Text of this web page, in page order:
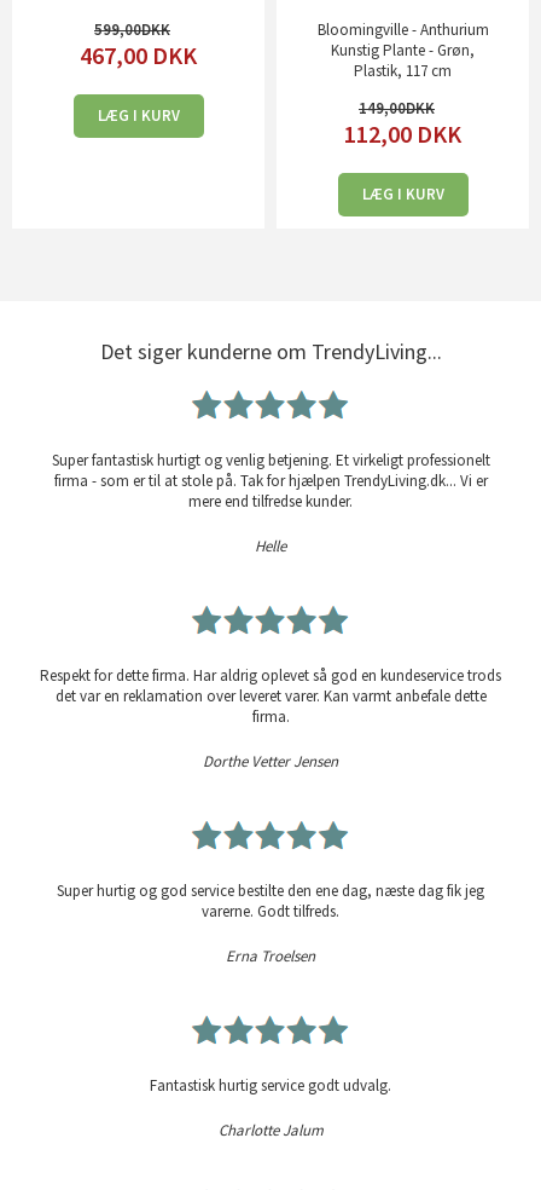
599,00
467,00 DKK
LÆG I KURV
Bloomingville - Anthurium
Kunstig Plante - Grøn,
Plastik, 117 cm
149,00
112,00 DKK
LÆG I KURV
Det siger kunderne om TrendyLiving...
Super fantastisk hurtigt og venlig betjening. Et virkeligt professionelt
firma - som er til at stole på. Tak for hjælpen TrendyLiving.dk... Vi er
mere end tilfredse kunder.
Helle
Respekt for dette firma. Har aldrig oplevet så god en kundeservice trods
det var en reklamation over leveret varer. Kan varmt anbefale dette
firma.
Dorthe Vetter Jensen
Super hurtig og god service bestilte den ene dag, næste dag fik jeg
varerne. Godt tilfreds.
Erna Troelsen
Fantastisk hurtig service godt udvalg.
Charlotte Jalum